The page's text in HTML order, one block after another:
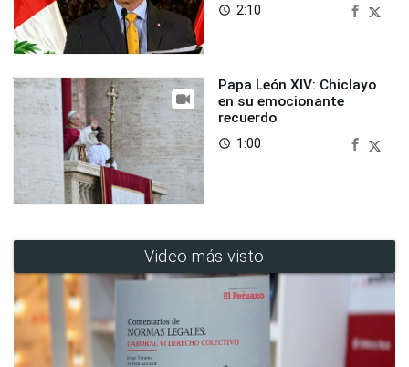
access_time 2:10
Papa León XIV: Chiclayo
en su emocionante
recuerdo
access_time 1:00
Video más visto